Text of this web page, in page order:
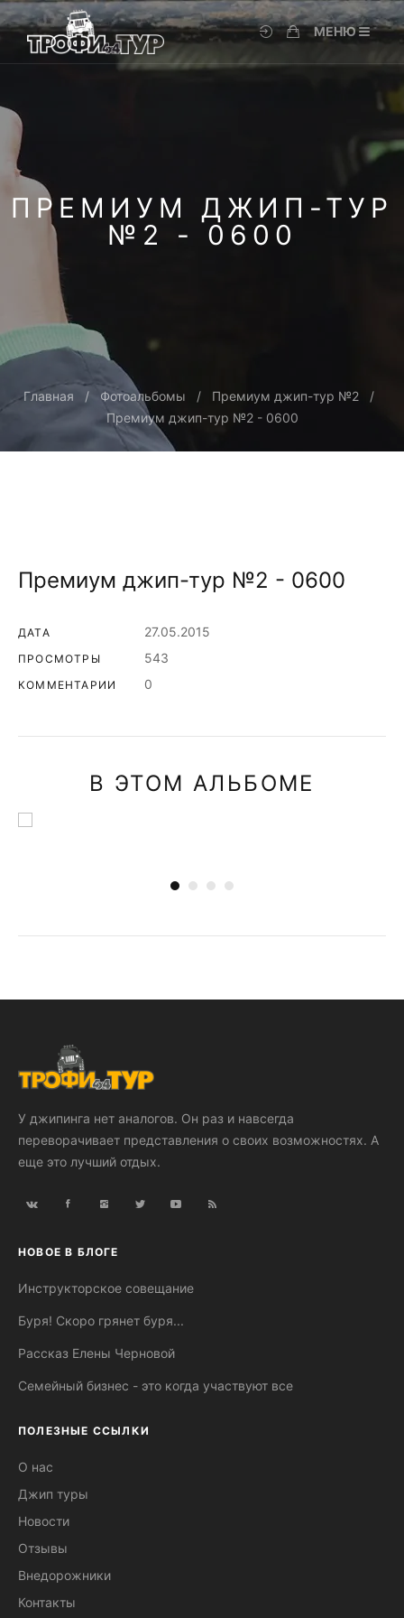
МЕНЮ
ПРЕМИУМ ДЖИП-ТУР
№2 - 0600
Главная Фотоальбомы
Премиум джип-тур №2
Премиум джип-тур №2 - 0600
Премиум джип-тур №2 - 0600
ДАТА 27.05.2015
ПРОСМОТРЫ 543
КОММЕНТАРИИ 0
В ЭТОМ АЛЬБОМЕ
У джипинга нет аналогов. Он раз и навсегда
переворачивает представления о своих возможностях. А
еще это лучший отдых.
НОВОЕ В БЛОГЕ
Инструкторское совещание
Буря! Скоро грянет буря...
Рассказ Елены Черновой
Семейный бизнес - это когда участвуют все
ПОЛЕЗНЫЕ ССЫЛКИ
О нас
Джип туры
Новости
Отзывы
Внедорожники
Контакты